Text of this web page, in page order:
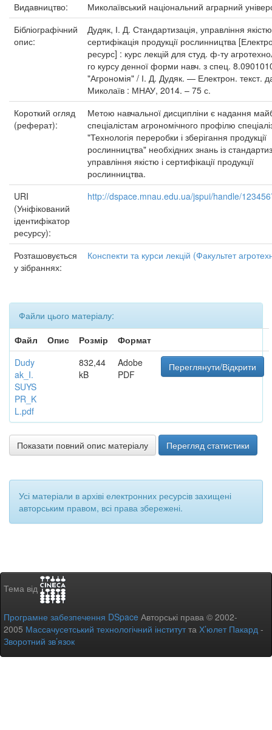
Видавництво:
Миколаївський національний аграрний
Бібліографічний
опис:
Дудяк, І. Д. Стандартизація, управління якістю
сертифікація продукції рослинництва
ресурс] : курс лекцій для студ. ф-ту
го курсу денної форми навч. з спец.
"Агрономія" / І. Д. Дудяк. — Електрон. текст.
Миколаїв : МНАУ, 2014. – 75 с.
Короткий огляд
(реферат):
Метою навчальної дисципліни є надання
спеціалістам агрономічного профілю
"Технологія переробки і зберігання продукції
рослинництва" необхідних знань із
управління якістю і сертифікації продукції
рослинництва.
URI
(Уніфікований
ідентифікатор
ресурсу):
http://dspace.mnau.edu.ua/jspui/handle/
Розташовується
у зібраннях:
Конспекти та курси лекцій (Факультет
Файли цього матеріалу:
Файл
Опис Розмір
Формат
Dudy
ak_I.
SUYS
PR_K
L.pdf
832,44
kB
Adobe
PDF
Переглянути/Відкрити
Показати повний опис матеріалу Перегляд статистики
Усі матеріали в архіві електронних ресурсів захищені
авторським правом, всі права збережені.
Тема від
Програмне забезпечення DSpace Авторські права © 2002-
2005 Массачусетський технологічний інститутта Х’юлет Пакард -
Зворотний зв’язок